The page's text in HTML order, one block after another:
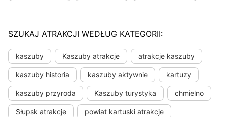
SZUKAJ ATRAKCJI WEDŁUG KATEGORII:
kaszuby Kaszuby atrakcje atrakcje kaszuby
kaszuby historia kaszuby aktywnie kartuzy
kaszuby przyroda Kaszuby turystyka chmielno
Słupsk atrakcje powiat kartuski atrakcje